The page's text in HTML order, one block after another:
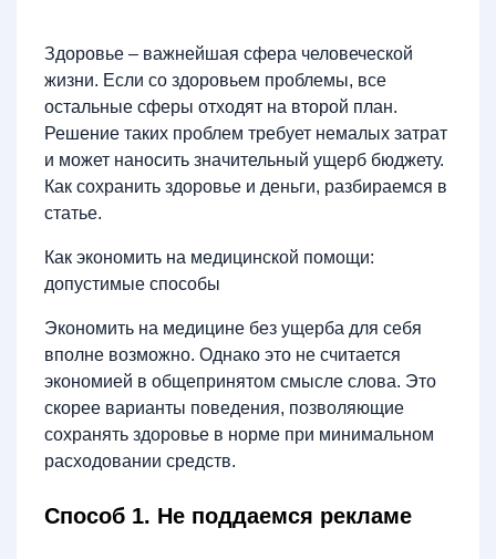
Здоровье – важнейшая сфера человеческой
жизни. Если со здоровьем проблемы, все
остальные сферы отходят на второй план.
Решение таких проблем требует немалых затрат
и может наносить значительный ущерб бюджету.
Как сохранить здоровье и деньги, разбираемся в
статье.
Как экономить на медицинской помощи:
допустимые способы
Экономить на медицине без ущерба для себя
вполне возможно. Однако это не считается
экономией в общепринятом смысле слова. Это
скорее варианты поведения, позволяющие
сохранять здоровье в норме при минимальном
расходовании средств.
Способ 1. Не поддаемся рекламе